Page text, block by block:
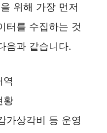
위해 가장 먼저
터를 수집하는 것
음과 같습니다.
역
황
가상각비 등 운영